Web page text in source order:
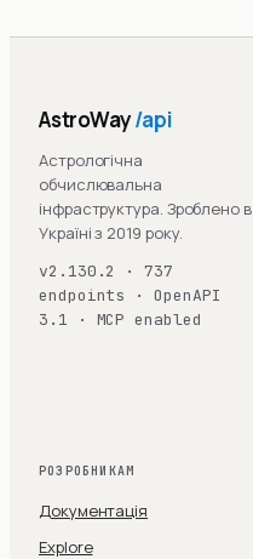
AstroWay/api
Астрологічна
обчислювальна
інфраструктура. Зроблено в
Україні з 2019 року.
v2.130.2 · 737
endpoints · OpenAPI
3.1 · MCP enabled
РОЗРОБНИКАМ
Документація
Explore